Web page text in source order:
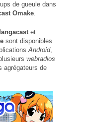
de gueule dans
Omake.
et
sont disponibles
Android,
webradios
agrégateurs de